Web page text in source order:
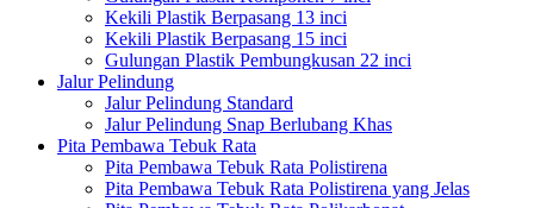
Kekili Plastik Berpasang 13 inci
Kekili Plastik Berpasang 15 inci
Gulungan Plastik Pembungkusan 22 inci
Jalur Pelindung
Jalur Pelindung Standard
Jalur Pelindung Snap Berlubang Khas
Pita Pembawa Tebuk Rata
Pita Pembawa Tebuk Rata Polistirena
Pita Pembawa Tebuk Rata Polistirena yang Jelas